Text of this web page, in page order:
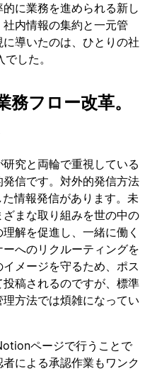
に業務を進められる新し
内情報の集約と一元管
導いたのは、ひとりの社
した。
フロー改革。
究と両輪で重視している
信です。対外的発信方法
情報発信があります。未
まな取り組みを世の中の
解を促進し、一緒に働く
へのリクルーティングを
メージを守るため、ポス
稿されるのですが、標準
方法では煩雑になってい
ページで行うことで
による承認作業もワンク